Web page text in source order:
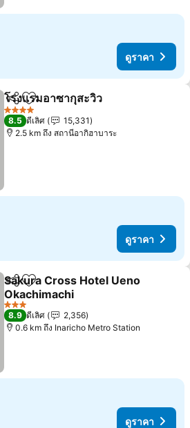
ดูราคา
แชร์ เพิ่มในรายการโปรด
โรงแรมอาซากุสะวิว
4 ดาว
8.5 ดีเลิศ
15,331
2.5 km ถึง สถานีอากิฮาบาระ
ดูราคา
แชร์ เพิ่มในรายการโปรด
Sakura Cross Hotel Ueno
Okachimachi
3 ดาว
8.9 ดีเลิศ
2,356
0.6 km ถึง Inaricho Metro Station
ดูราคา